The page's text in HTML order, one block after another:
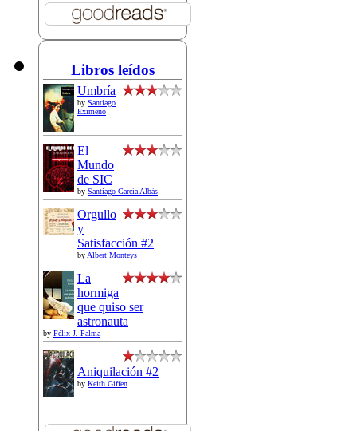
Libros leídos
Umbría
by Santiago
Eximeno
El
Mundo
de SIC
by Santiago García Albás
Orgullo
y
Satisfacción #2
by Albert Monteys
La
hormiga
que quiso ser
astronauta
by Félix J. Palma
Aniquilación #2
by Keith Giffen